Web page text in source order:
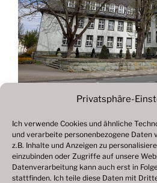
Privatsphäre-
Ich verwende Cookies und ähnliche
und verarbeite personenbezogene Daten
z.B. Inhalte und Anzeigen zu
einzubinden oder Zugriffe auf unsere
Datenverarbeitung kann auch erst in
stattfinden. Ich teile diese Daten mit
Beitragsnavigation
Vorheriger
Beitrag
Fotogalerie 2021